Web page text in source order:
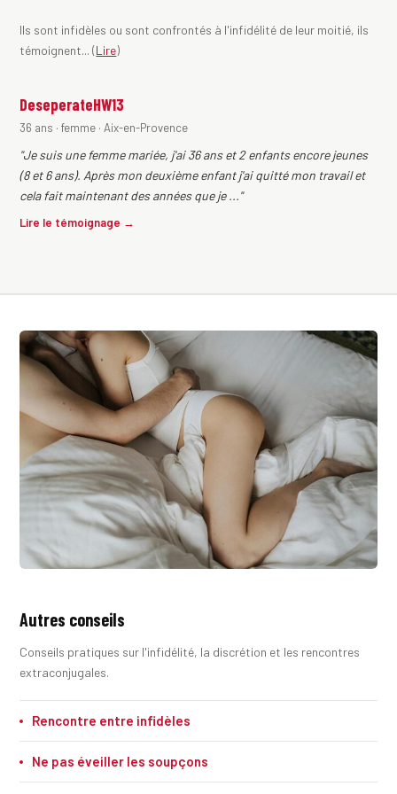
Ils sont infidèles ou sont confrontés à l'infidélité de leur moitié, ils
témoignent... (Lire)
DeseperateHW13
36 ans · femme · Aix-en-Provence
"Je suis une femme mariée, j'ai 36 ans et 2 enfants encore jeunes
(8 et 6 ans). Après mon deuxième enfant j'ai quitté mon travail et
cela fait maintenant des années que je ..."
Lire le témoignage →
Autres conseils
Conseils pratiques sur l'infidélité, la discrétion et les rencontres
extraconjugales.
Rencontre entre infidèles
Ne pas éveiller les soupçons